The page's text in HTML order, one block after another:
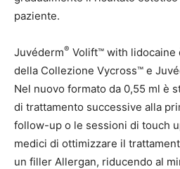
paziente.
Juvéderm® Volift™ with
della Collezione Vycross™ e
Nel nuovo formato da 0,55 ml è
di trattamento successive alla
follow-up o le sessioni di touch
medici di ottimizzare il
un filler Allergan, riducendo al